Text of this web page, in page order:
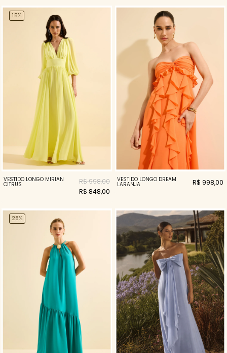
15%
VESTIDO LONGO MIRIAN
CITRUS
R$ 998,00
R$ 848,00
VESTIDO LONGO DREAM
LARANJA R$ 998,00
28%